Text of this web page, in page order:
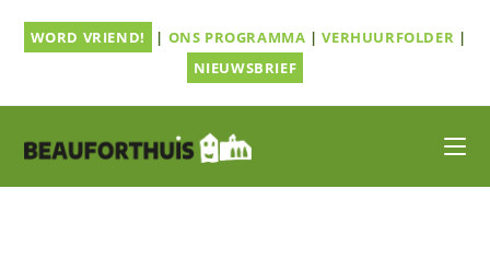
naarWORD VRIEND! | ONS PROGRAMMA |VERHUURFOLDER |
NIEUWSBRIEF